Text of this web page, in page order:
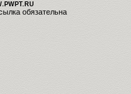
обязательна